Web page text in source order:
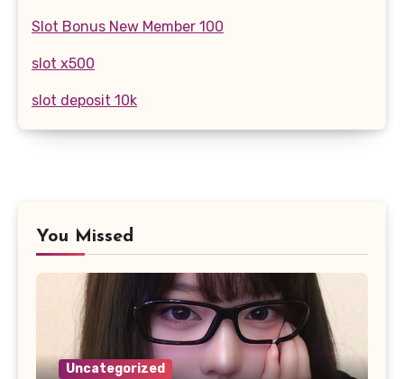
Slot Bonus New Member 100
slot x500
slot deposit 10k
You Missed
Uncategorized